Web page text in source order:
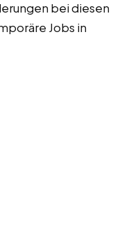
bei diesen
Jobs in